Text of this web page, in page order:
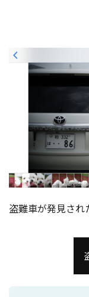
盗難車が発見さ